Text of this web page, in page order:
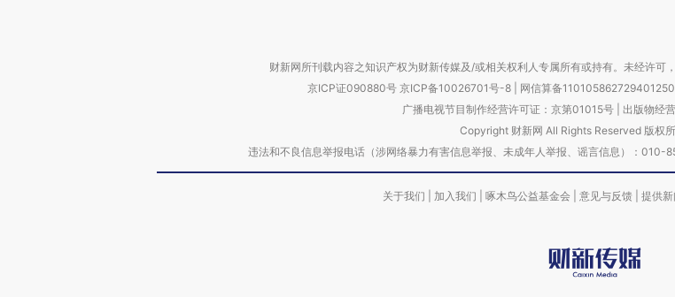
财新网所刊载内容之知识产权为财新传媒及/或相关权利人专属所有或持有。未经许可
京ICP证090880号 京ICP备10026701号-8 网信算备
广播电视节目制作经营许可证：京第01015号| 出版物经
Copyright 财新网 All Rights Reserved 版权
违法和不良信息举报电话（涉网络暴力有害信息举报、未成年人举报、谣言信息）：
关于我们 加入我们 啄木鸟公益基金会 意见与反馈 提供